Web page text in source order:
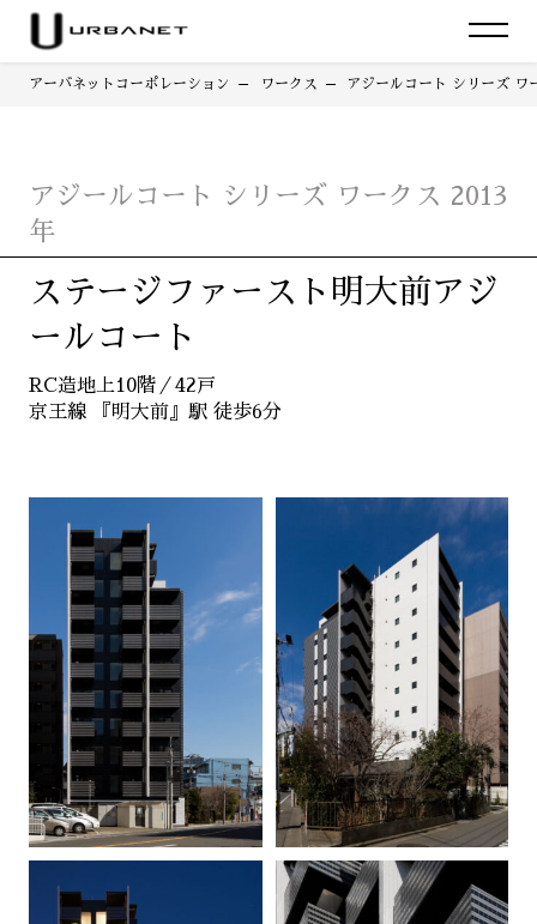
アーバネットコーポレーション ワークス アジールコート シリーズ ワ
アジールコート シリーズ ワークス 2013
年
ステージファースト明大前アジ
ールコート
RC造地上10階／42戸
京王線 『明大前』駅 徒歩6分